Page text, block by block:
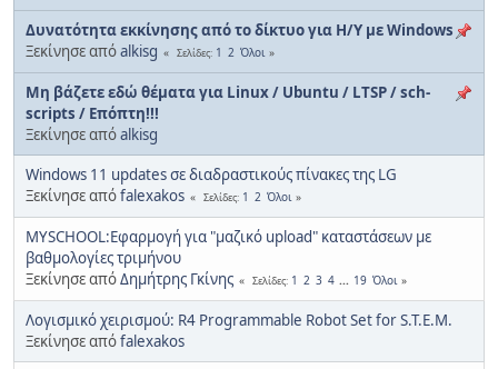
Δυνατότητα εκκίνησης από το δίκτυο για Η/Υ με Windows
Ξεκίνησε απόalkisg Σελίδες 1 2 Όλοι
Μη βάζετε εδώ θέματα για Linux / Ubuntu / LTSP / sch-
scripts / Επόπτη!!!
Ξεκίνησε απόalkisg
Windows 11 updates σε διαδραστικούς πίνακες της LG
Ξεκίνησε απόfalexakos Σελίδες 1 2 Όλοι
MYSCHOOL:Εφαρμογή για "μαζικό upload" καταστάσεων με
βαθμολογίες τριμήνου
Ξεκίνησε απόΔημήτρης Γκίνης Σελίδες 1 2 3 4 ... 19 Όλοι
Λογισμικό χειρισμού: R4 Programmable Robot Set for S.T.E.M.
Ξεκίνησε απόfalexakos